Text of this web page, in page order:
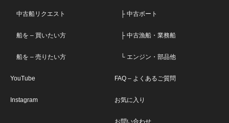
中古船リクエスト
船を – 買いたい方
船を – 売りたい方
YouTube
Instagram
├ 中古ボート
├ 中古漁船・業務船
└ エンジン・部品他
FAQ – よくあるご質問
お気に入り
お問い合わせ